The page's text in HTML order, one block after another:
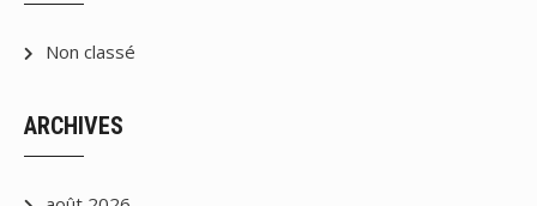
Non classé
ARCHIVES